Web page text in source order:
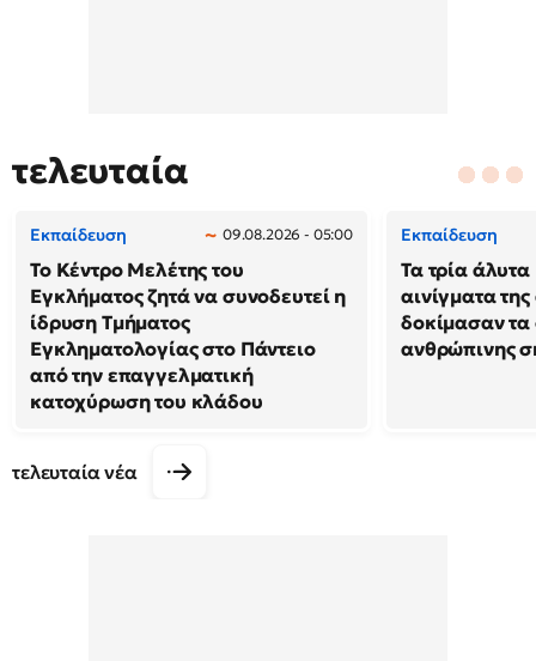
τελευταία
Εκπαίδευση 09.08.2026 - 05:00
Το Κέντρο Μελέτης του
Εγκλήματος ζητά να συνοδευτεί η
ίδρυση Τμήματος
Εγκληματολογίας στο Πάντειο
από την επαγγελματική
κατοχύρωση του κλάδου
Εκπαίδευση
Τα τρία
αινίγματα
δοκίμασαν τα
ανθρώπινης
τελευταία νέα